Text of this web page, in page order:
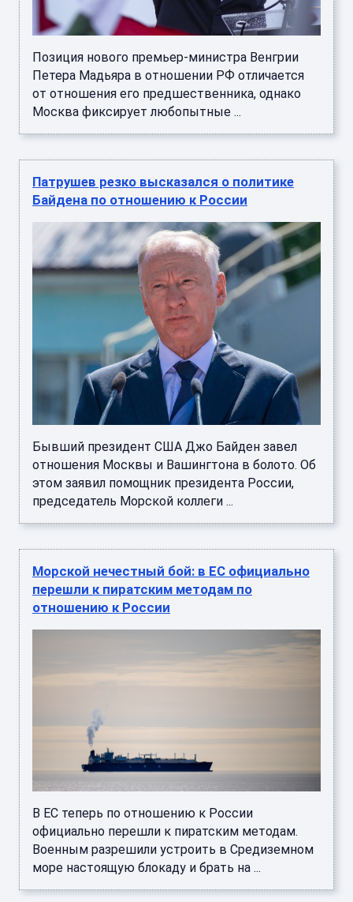
Позиция нового премьер-министра Венгрии
Петера Мадьяра в отношении РФ отличается
от отношения его предшественника, однако
Москва фиксирует любопытные ...
Патрушев резко высказался о политике
Байдена по отношению к России
Бывший президент США Джо Байден завел
отношения Москвы и Вашингтона в болото. Об
этом заявил помощник президента России,
председатель Морской коллеги ...
Морской нечестный бой: в ЕС официально
перешли к пиратским методам по
отношению к России
В ЕС теперь по отношению к России
официально перешли к пиратским методам.
Военным разрешили устроить в Средиземном
море настоящую блокаду и брать на ...